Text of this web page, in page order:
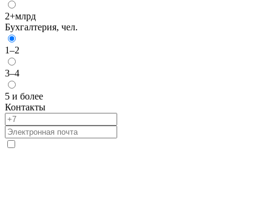
2+млрд
Бухгалтерия, чел.
1–2
3–4
5 и более
Контакты